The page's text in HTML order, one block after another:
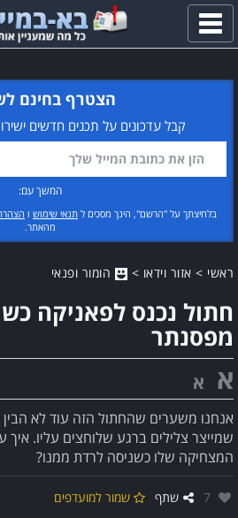
פתח
תפריט
הצטרף בחינם
קבל עדכונים על תכנים חדשים
המשך עם:
בלחיצתך על "הרשם", הינך מסכים ל תנאי שימוש ו
מהאתר.
ראשי > אזור וידאו > הומור ופנאי
חתול נכנס לפאניקה
מפסנתר
א א
אנחנו משערים שהחתול הזה עוד לא
שמייצר צלילים ברגע שלוחצים עליו. איך
המצחיקה שלו כשניסה לרדת ממנו?
אהבו:
7 שתף שמור למועדפים